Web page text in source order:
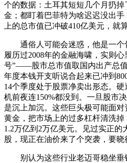
个的数据：土耳其短短几个月扔掉
金；都盯着巴菲特为啥迟迟没出
上的总市值已冲破410亿美元，就
通俗人可能会迷惑，他是一个
履历过2008年的金融海啸，实则
号”——股市总市值取国内出产总
年度本钱开支听说合起来已冲到
14个季度处于股票净卖出形态。
机前夜连150%都没到。一旦股市
是沉上加沉。这些巨头极可能面对
黄金，把市场上的过多杠杆清洗
1.2万亿到2万亿美元。见过实正的
股，现正在油价来了个突袭，要晓
别认为这些行业老迈哥稳坐垂